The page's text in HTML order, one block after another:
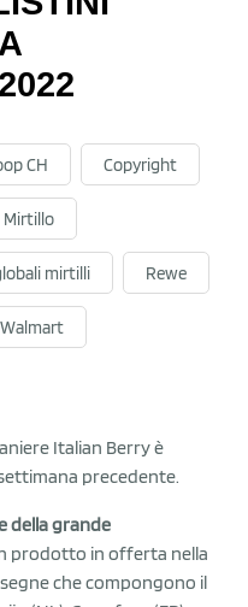
CH Copyright
Mirtillo
mirtilli Rewe
Walmart
Italian Berry è
precedente.
della grande
prodotto in offerta nella
che compongono il